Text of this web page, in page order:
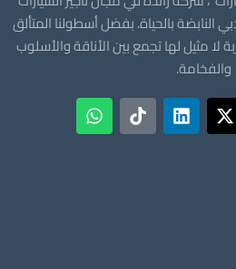
النابضة بالحياة. بفضل أسطولنا المتألق
لا مثيل لها تجمع بين الأناقة والأسلوب
والفخامة.